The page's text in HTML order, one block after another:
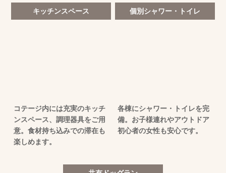
キッチンスペース
コテージ内には充実のキッチ
ンスペース、調理器具をご用
意。食材持ち込みでの滞在も
楽しめます。
個別シャワー・トイレ
各棟にシャワー・トイレを完
備。お子様連れやアウトドア
初心者の女性も安心です。